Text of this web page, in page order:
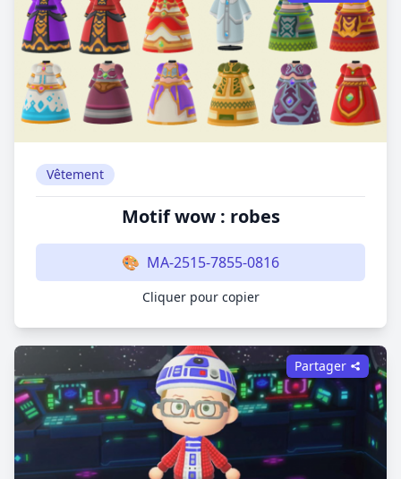
Vêtement
Motif wow : robes
🎨 MA-2515-7855-0816
Cliquer pour copier
Partager